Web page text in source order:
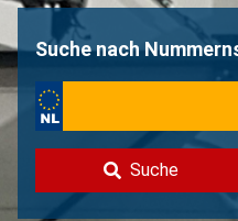
Suche nach
Suche